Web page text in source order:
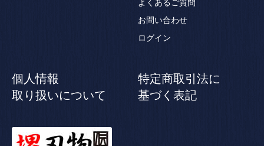
よくあるご質問
お問い合わせ
ログイン
個人情報
取り扱いについて
特定商取引法に
基づく表記